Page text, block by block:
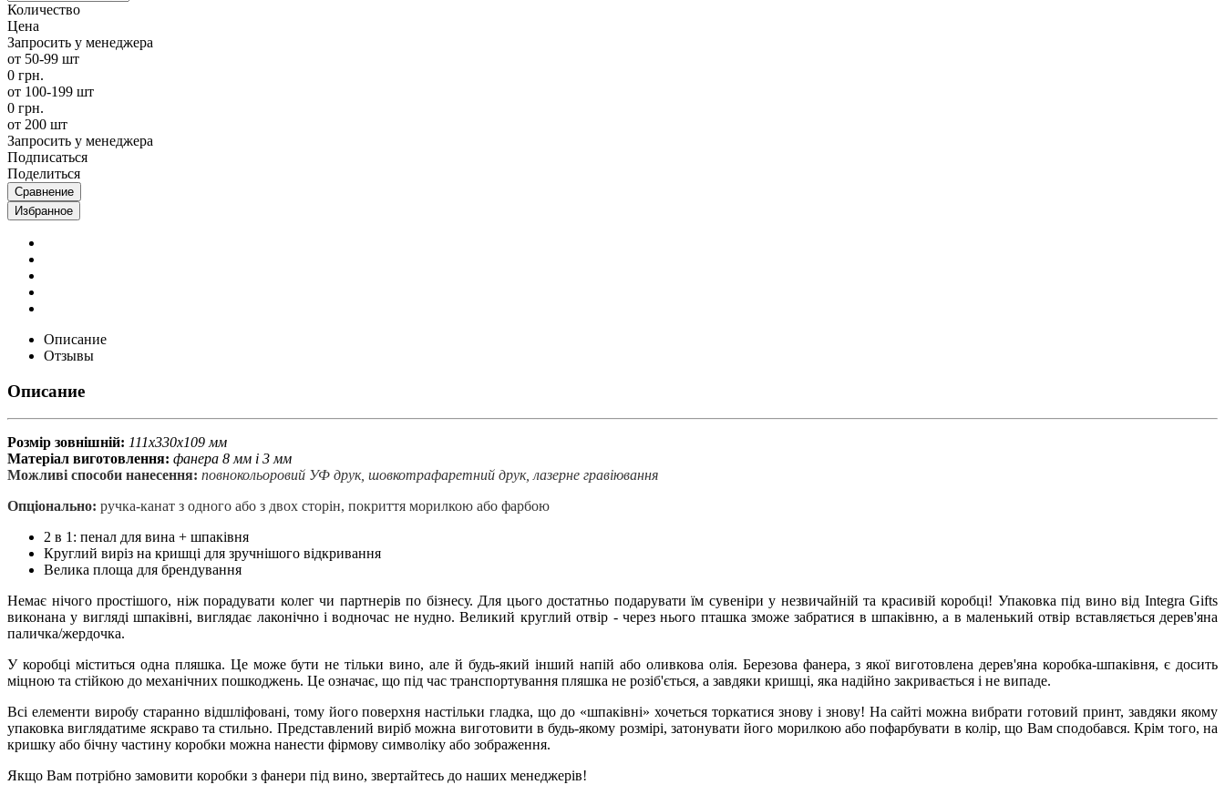
Количество
Цена
Запросить у менеджера
от 50-99 шт
0 грн.
от 100-199 шт
0 грн.
от 200 шт
Запросить у менеджера
Подписаться
Поделиться
Сравнение
Избранное
Описание
Отзывы
Описание
Розмір зовнішній: 111х330х109 мм
Матеріал виготовлення: фанера 8 мм і 3 мм
Можливі способи нанесення: повнокольоровий УФ друк, шовкотрафаретний друк, лазерне гравіювання
Опціонально: ручка-канат з одного або з двох сторін, покриття морилкою або фарбою
2 в 1: пенал для вина + шпаківня
Круглий виріз на кришці для зручнішого відкривання
Велика площа для брендування
Немає нічого простішого, ніж порадувати колег чи партнерів по бізнесу. Для цього достатньо подарувати їм сувеніри у незвичайній та красивій коробці! Упаковка під вино від Integra Gifts
виконана у вигляді шпаківні, виглядає лаконічно і водночас не нудно. Великий круглий отвір - через нього пташка зможе забратися в шпаківню, а в маленький отвір вставляється дерев'яна
паличка/жердочка.
У коробці міститься одна пляшка. Це може бути не тільки вино, але й будь-який інший напій або оливкова олія. Березова фанера, з якої виготовлена ​​дерев'яна коробка-шпаківня, є досить
міцною та стійкою до механічних пошкоджень. Це означає, що під час транспортування пляшка не розіб'ється, а завдяки кришці, яка надійно закривається і не випаде.
Всі елементи виробу старанно відшліфовані, тому його поверхня настільки гладка, що до «шпаківні» хочеться торкатися знову і знову! На сайті можна вибрати готовий принт, завдяки якому
упаковка виглядатиме яскраво та стильно. Представлений виріб можна виготовити в будь-якому розмірі, затонувати його морилкою або пофарбувати в колір, що Вам сподобався. Крім того, на
кришку або бічну частину коробки можна нанести фірмову символіку або зображення.
Якщо Вам потрібно замовити коробки з фанери під вино, звертайтесь до наших менеджерів!